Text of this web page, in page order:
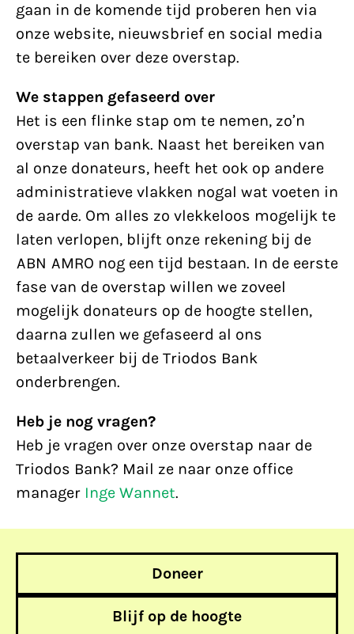
gaan in de komende tijd proberen hen via
onze website, nieuwsbrief en social media
te bereiken over deze overstap.
We stappen gefaseerd over
Het is een flinke stap om te nemen, zo’n
overstap van bank. Naast het bereiken van
al onze donateurs, heeft het ook op andere
administratieve vlakken nogal wat voeten in
de aarde. Om alles zo vlekkeloos mogelijk te
laten verlopen, blijft onze rekening bij de
ABN AMRO nog een tijd bestaan. In de eerste
fase van de overstap willen we zoveel
mogelijk donateurs op de hoogte stellen,
daarna zullen we gefaseerd al ons
betaalverkeer bij de Triodos Bank
onderbrengen.
Heb je nog vragen?
Heb je vragen over onze overstap naar de
Triodos Bank? Mail ze naar onze office
manager Inge Wannet.
Doneer
Blijf op de hoogte